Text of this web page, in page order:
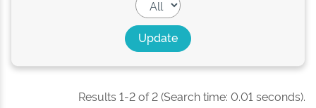
Results 1-2 of 2 (Search time: 0.01 seconds).